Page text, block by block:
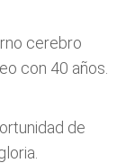
cerebro
con 40 años.
de